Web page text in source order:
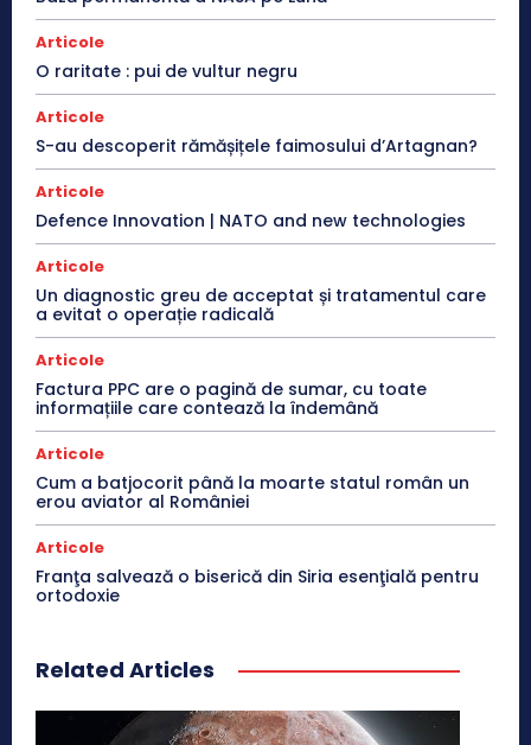
Articole
O raritate : pui de vultur negru
Articole
S-au descoperit rămășițele faimosului d’Artagnan?
Articole
Defence Innovation | NATO and new technologies
Articole
Un diagnostic greu de acceptat și tratamentul care
a evitat o operație radicală
Articole
Factura PPC are o pagină de sumar, cu toate
informațiile care contează la îndemână
Articole
Cum a batjocorit până la moarte statul român un
erou aviator al României
Articole
Franţa salvează o biserică din Siria esenţială pentru
ortodoxie
Related Articles